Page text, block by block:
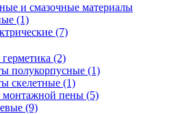
и смазочные материалы
(1)
(7)
(2)
полукорпусные (1)
скелетные (1)
монтажной пены (5)
(9)